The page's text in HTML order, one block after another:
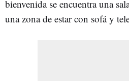
bienvenida se encuentra una
una zona de estar con sofá y